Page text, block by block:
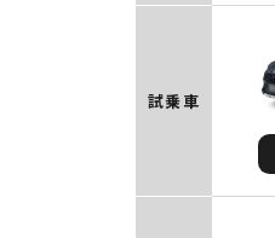
試乗車